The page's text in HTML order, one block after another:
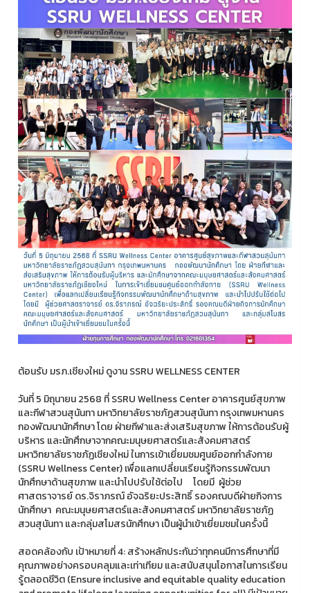
ต้อนรับ มรภ.เชียงใหม่ ดูงาน SSRU WELLNESS CENTER
วันที่ 5 มิถุนายน 2568 ที่ SSRU Wellness Center อาคารศูนย์สุขภาพ
และกีฬาสวนสุนันทา มหาวิทยาลัยราชภัฏสวนสุนันทา กรุงเทพมหานคร
กองพัฒนานักศึกษา โดย ฝ่ายกีฬาและส่งเสริมสุขภาพ ให้การต้อนรับผู้
บริหาร และนักศึกษาจากคณะมนุษยศาสตร์และสังคมศาสตร์
มหาวิทยาลัยราชภัฏเชียงใหม่ ในการเข้าเยี่ยมชมศูนย์ออกกำลังกาย
(SSRU Wellness Center) เพื่อแลกเปลี่ยนเรียนรู้กิจกรรมพัฒนา
นักศึกษาด้านสุขภาพ และนำไปปรับใช้ต่อไป โดยมี ผู้ช่วย
ศาสตราจารย์ ดร.จิราภรณ์ อัจฉริยะประสิทธิ์ รองคณบดีฝ่ายกิจการ
นักศึกษา คณะมนุษยศาสตร์และสังคมศาสตร์ มหาวิทยาลัยราชภัฏ
สวนสุนันทา และกลุ่มสโมสรนักศึกษา เป็นผู้นำเข้าเยี่ยมชมในครั้งนี้
สอดคล้องกับ เป้าหมายที่ 4: สร้างหลักประกันว่าทุกคนมีการศึกษาที่มี
คุณภาพอย่างครอบคลุมและเท่าเทียม และสนับสนุนโอกาสในการเรียน
รู้ตลอดชีวิต (Ensure inclusive and equitable quality education